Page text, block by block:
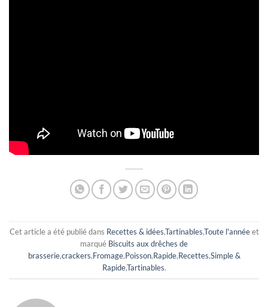
Cet article a été publié dans Recettes & idées,Tartinables,Toute l'annéeet
marqué Biscuits aux drêches de
brasserie,crackers,Fromage,Poisson,Rapide,Recettes,Simple &
Rapide,Tartinables.